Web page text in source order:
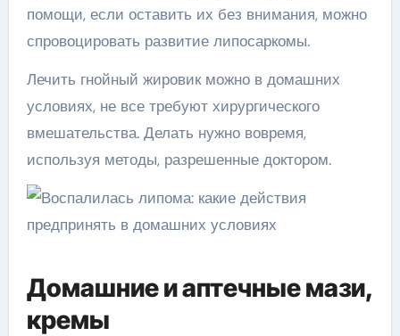
помощи, если оставить их без внимания, можно
спровоцировать развитие липосаркомы.
Лечить гнойный жировик можно в домашних
условиях, не все требуют хирургического
вмешательства. Делать нужно вовремя,
используя методы, разрешенные доктором.
Домашние и аптечные мази,
кремы